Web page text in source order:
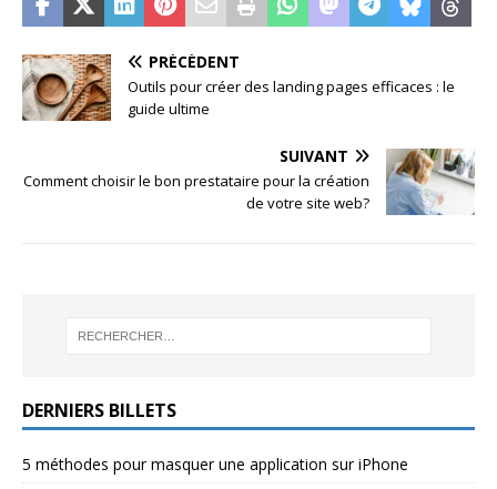
PRÉCÉDENT
Outils pour créer des landing pages efficaces : le
guide ultime
SUIVANT
Comment choisir le bon prestataire pour la création
de votre site web?
DERNIERS BILLETS
5 méthodes pour masquer une application sur iPhone